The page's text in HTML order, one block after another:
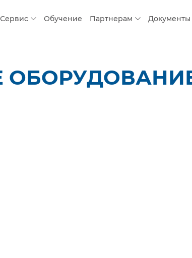
Сервис Обучение Партнерам Документы